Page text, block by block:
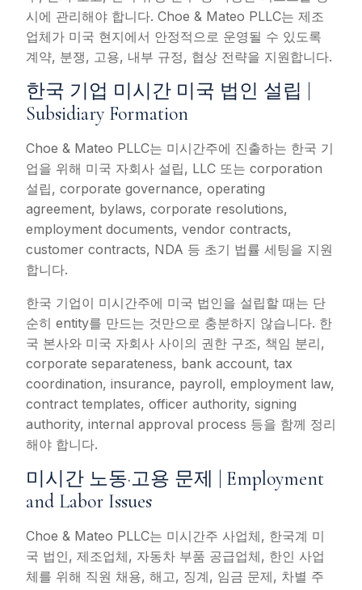
시에 관리해야 합니다. Choe & Mateo PLLC는 제조
업체가 미국 현지에서 안정적으로 운영될 수 있도록
계약, 분쟁, 고용, 내부 규정, 협상 전략을 지원합니다.
한국 기업 미시간 미국 법인 설립 |
Subsidiary Formation
Choe & Mateo PLLC는 미시간주에 진출하는 한국 기
업을 위해 미국 자회사 설립, LLC 또는 corporation
설립, corporate governance, operating
agreement, bylaws, corporate resolutions,
employment documents, vendor contracts,
customer contracts, NDA 등 초기 법률 세팅을 지원
합니다.
한국 기업이 미시간주에 미국 법인을 설립할 때는 단
순히 entity를 만드는 것만으로 충분하지 않습니다. 한
국 본사와 미국 자회사 사이의 권한 구조, 책임 분리,
corporate separateness, bank account, tax
coordination, insurance, payroll, employment law,
contract templates, officer authority, signing
authority, internal approval process 등을 함께 정리
해야 합니다.
미시간 노동·고용 문제 | Employment
and Labor Issues
Choe & Mateo PLLC는 미시간주 사업체, 한국계 미
국 법인, 제조업체, 자동차 부품 공급업체, 한인 사업
체를 위해 직원 채용, 해고, 징계, 임금 문제, 차별 주